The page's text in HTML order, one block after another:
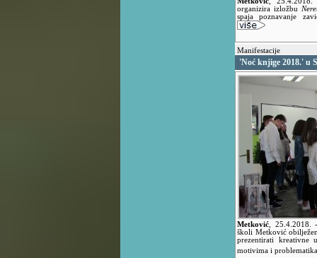
organizira izložbu
spaja poznavanje
Manifestacije
'Noć knjige 2018.' u
Metković 25.4.2018.
školi Metković
prezentirati kreativne
motivima i